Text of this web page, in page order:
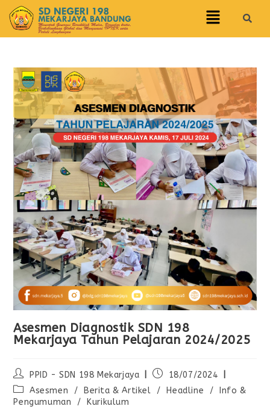
Asesmen Diagnostik SDN 198
Mekarjaya Tahun Pelajaran 2024/2025
PPID - SDN 198 Mekarjaya
18/07/2024
Asesmen
/ Berita & Artikel / Headline /
Info &
Pengumuman
/ Kurikulum